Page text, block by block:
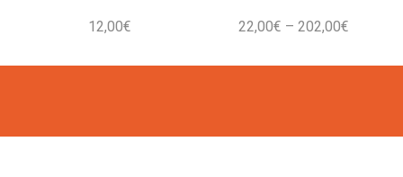
12,00€ 22,00€ – 202,00€Price
22,00€